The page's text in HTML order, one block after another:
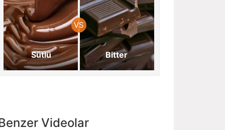
Sütlü Bitter
Videolar